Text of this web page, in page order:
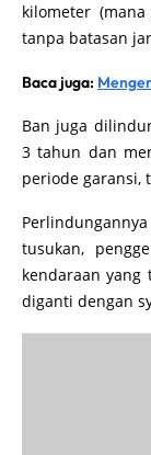
kilometer
tanpa batasan
Baca juga:
Ban juga
3 tahun dan
periode garansi,
tusukan,
kendaraan yang
diganti dengan